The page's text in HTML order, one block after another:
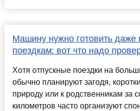
Машину нужно готовить даже
поездкам: вот что надо
Хотя отпускные поездки на
обычно планируют загодя,
природу или к родственникам за
километров часто организуют